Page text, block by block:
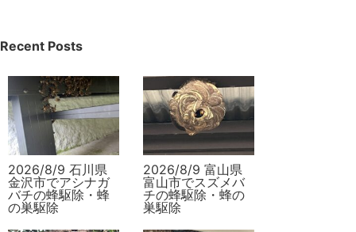
Recent Posts
2026/8/9 石川県
金沢市でアシナガ
バチの蜂駆除・蜂
の巣駆除
2026/8/9 富山県
富山市でスズメバ
チの蜂駆除・蜂の
巣駆除